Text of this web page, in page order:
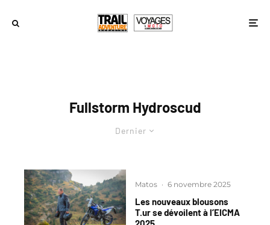
Fullstorm Hydroscud
Dernier
Matos · 6 novembre 2025
Les nouveaux blousons
T.ur se dévoilent à l’EICMA